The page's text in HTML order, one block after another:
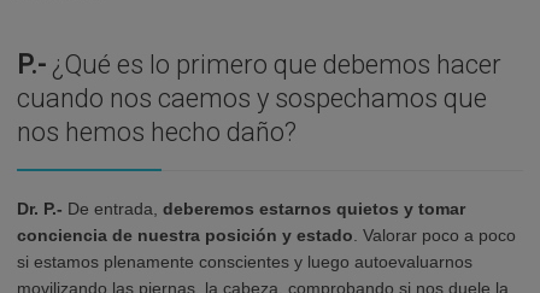
P.- ¿Qué es lo primero que debemos hacer
cuando nos caemos y sospechamos que
nos hemos hecho daño?
Dr. P.- De entrada, deberemos estarnos quietos y tomar
conciencia de nuestra posición y estado . Valorar poco a poco
si estamos plenamente conscientes y luego autoevaluarnos
movilizando las piernas, la cabeza, comprobando si nos duele la